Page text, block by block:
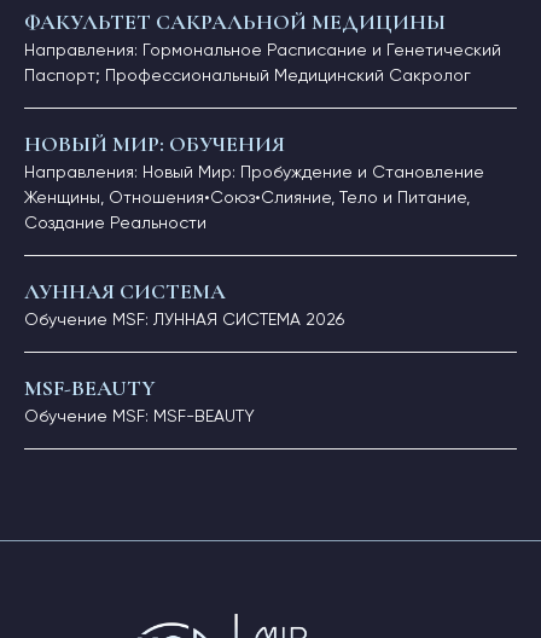
ФАКУЛЬТЕТ САКРАЛЬНОЙ МЕДИЦИНЫ
Направления: Гормональное Расписание и Генетический
Паспорт; Профессиональный Медицинский Сакролог
НОВЫЙ МИР: ОБУЧЕНИЯ
Направления: Новый Мир: Пробуждение и Становление
Женщины, Отношения•Союз•Слияние, Тело и Питание,
Создание Реальности
ЛУННАЯ СИСТЕМА
Обучение MSF: ЛУННАЯ СИСТЕМА 2026
MSF-BEAUTY
Обучение MSF: MSF-BEAUTY